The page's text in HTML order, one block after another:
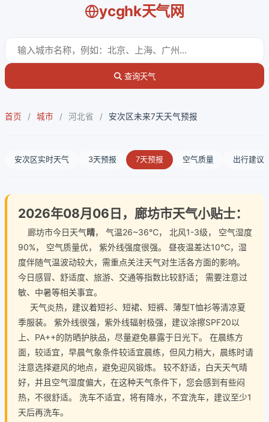
ycghk天气网
查询天气
首页 / 城市 / 河北省 / 安次区未来7天天气预报
安次区实时天气 3天预报 7天预报 空气质量 出行建议
2026年08月06日，廊坊市天气小贴士：
廊坊市今日天气晴， 气温26~36℃， 北风1-3级， 空气湿度
90%， 空气质量优， 紫外线强度很强。 昼夜温差达10℃，湿
度伴随气温波动较大，需重点关注天气对生活各方面的影响。
今日感冒、舒适度、旅游、交通等指数比较舒适； 需要注意过
敏、中暑等相关事宜。
天气炎热，建议着短衫、短裙、短裤、薄型T恤衫等清凉夏
季服装。 紫外线很强，紫外线辐射极强，建议涂擦SPF20以
上、PA++的防晒护肤品，尽量避免暴露于日光下。 在晨练方
面，较适宜，早晨气象条件较适宜晨练，但风力稍大，晨练时请
注意选择避风的地点，避免迎风锻炼。 较不舒适，白天天气晴
好，并且空气湿度偏大，在这种天气条件下，您会感到有些闷
热，不很舒适。 洗车不适宜，将有降水，不宜洗车，建议至少1
天后再洗车。